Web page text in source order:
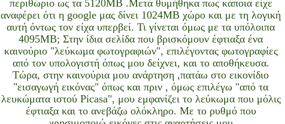
περιθώριο ως τα 5120ΜΒ .Μετά θυμήθηκα πως κάποια είχε
αναφέρει ότι η google μας δίνει 1024ΜΒ χώρο και με τη λογική
αυτή όντως τον είχα υπερβεί. Τι γίνεται όμως με τα υπόλοιπα
4095ΜΒ; Στην ίδια σελίδα που βρισκόμουν έφτιαξα ένα
καινούριο "λεύκωμα φωτογραφιών", επιλέγοντας φωτογραφίες
από τον υπολογιστή όπως μου δείχνει, και το αποθήκευσα.
Τώρα, στην καινούρια μου ανάρτηση ,πατάω στο εικονίδιο
"εισαγωγή εικόνας" όπως και πριν , όμως επιλέγω "από τα
λευκώματα ιστού Picasa", μου εμφανίζει το λεύκωμα που μόλις
έφτιαξα και το ανεβάζω ολόκληρο. Με το ρυθμό που